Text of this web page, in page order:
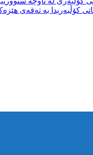
کۆڵبەریدا بە تەقەی